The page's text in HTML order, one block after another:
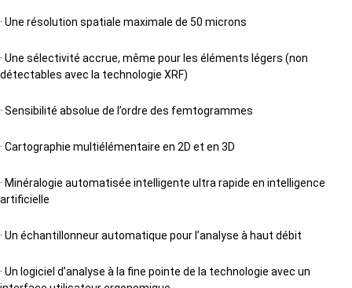
· Une résolution spatiale maximale de 50 microns
· Une sélectivité accrue, même pour les éléments légers (non
détectables avec la technologie XRF)
· Sensibilité absolue de l’ordre des femtogrammes
· Cartographie multiélémentaire en 2D et en 3D
· Minéralogie automatisée intelligente ultra rapide en intelligence
artificielle
· Un échantillonneur automatique pour l’analyse à haut débit
· Un logiciel d’analyse à la fine pointe de la technologie avec un